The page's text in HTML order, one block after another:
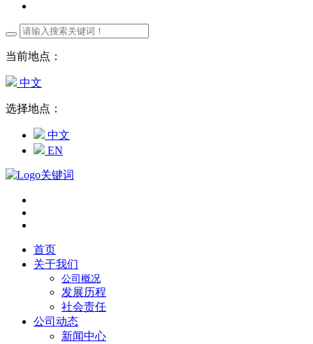
当前地点：
中文
选择地点：
中文
EN
首页
关于我们
公司概况
发展历程
社会责任
公司动态
新闻中心